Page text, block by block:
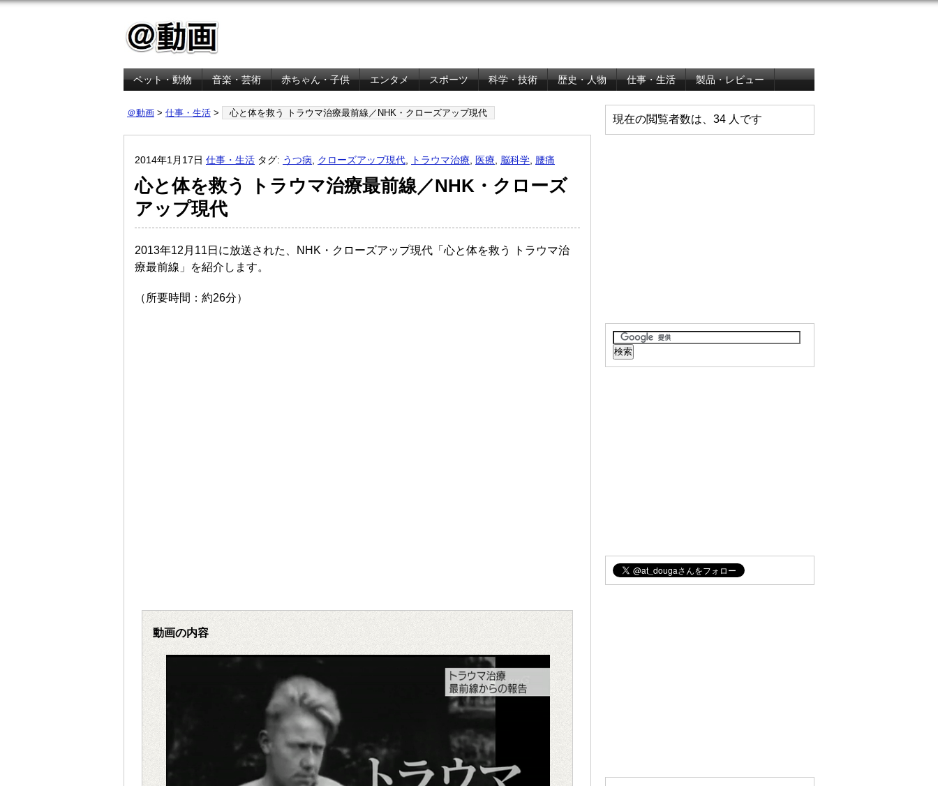
ペット・動物 音楽・芸術 赤ちゃん・子供 エンタメ スポーツ 科学・技術 歴史・人物 仕事・生活
製品・レビュー
＠動画 > 仕事・生活 > 心と体を救う トラウマ治療最前線／NHK・クローズアップ現代
2014年1月17日 仕事・生活 タグ: うつ病 クローズアップ現代 トラウマ治療 医療 脳科学 腰痛
心と体を救う トラウマ治療最前線／NHK・クローズ
アップ現代
2013年12月11日に放送された、NHK・クローズアップ現代「心と体を救う トラウマ治
療最前線」を紹介します。
（所要時間：約26分）
動画の内容
現在の閲覧者数は、34 人です